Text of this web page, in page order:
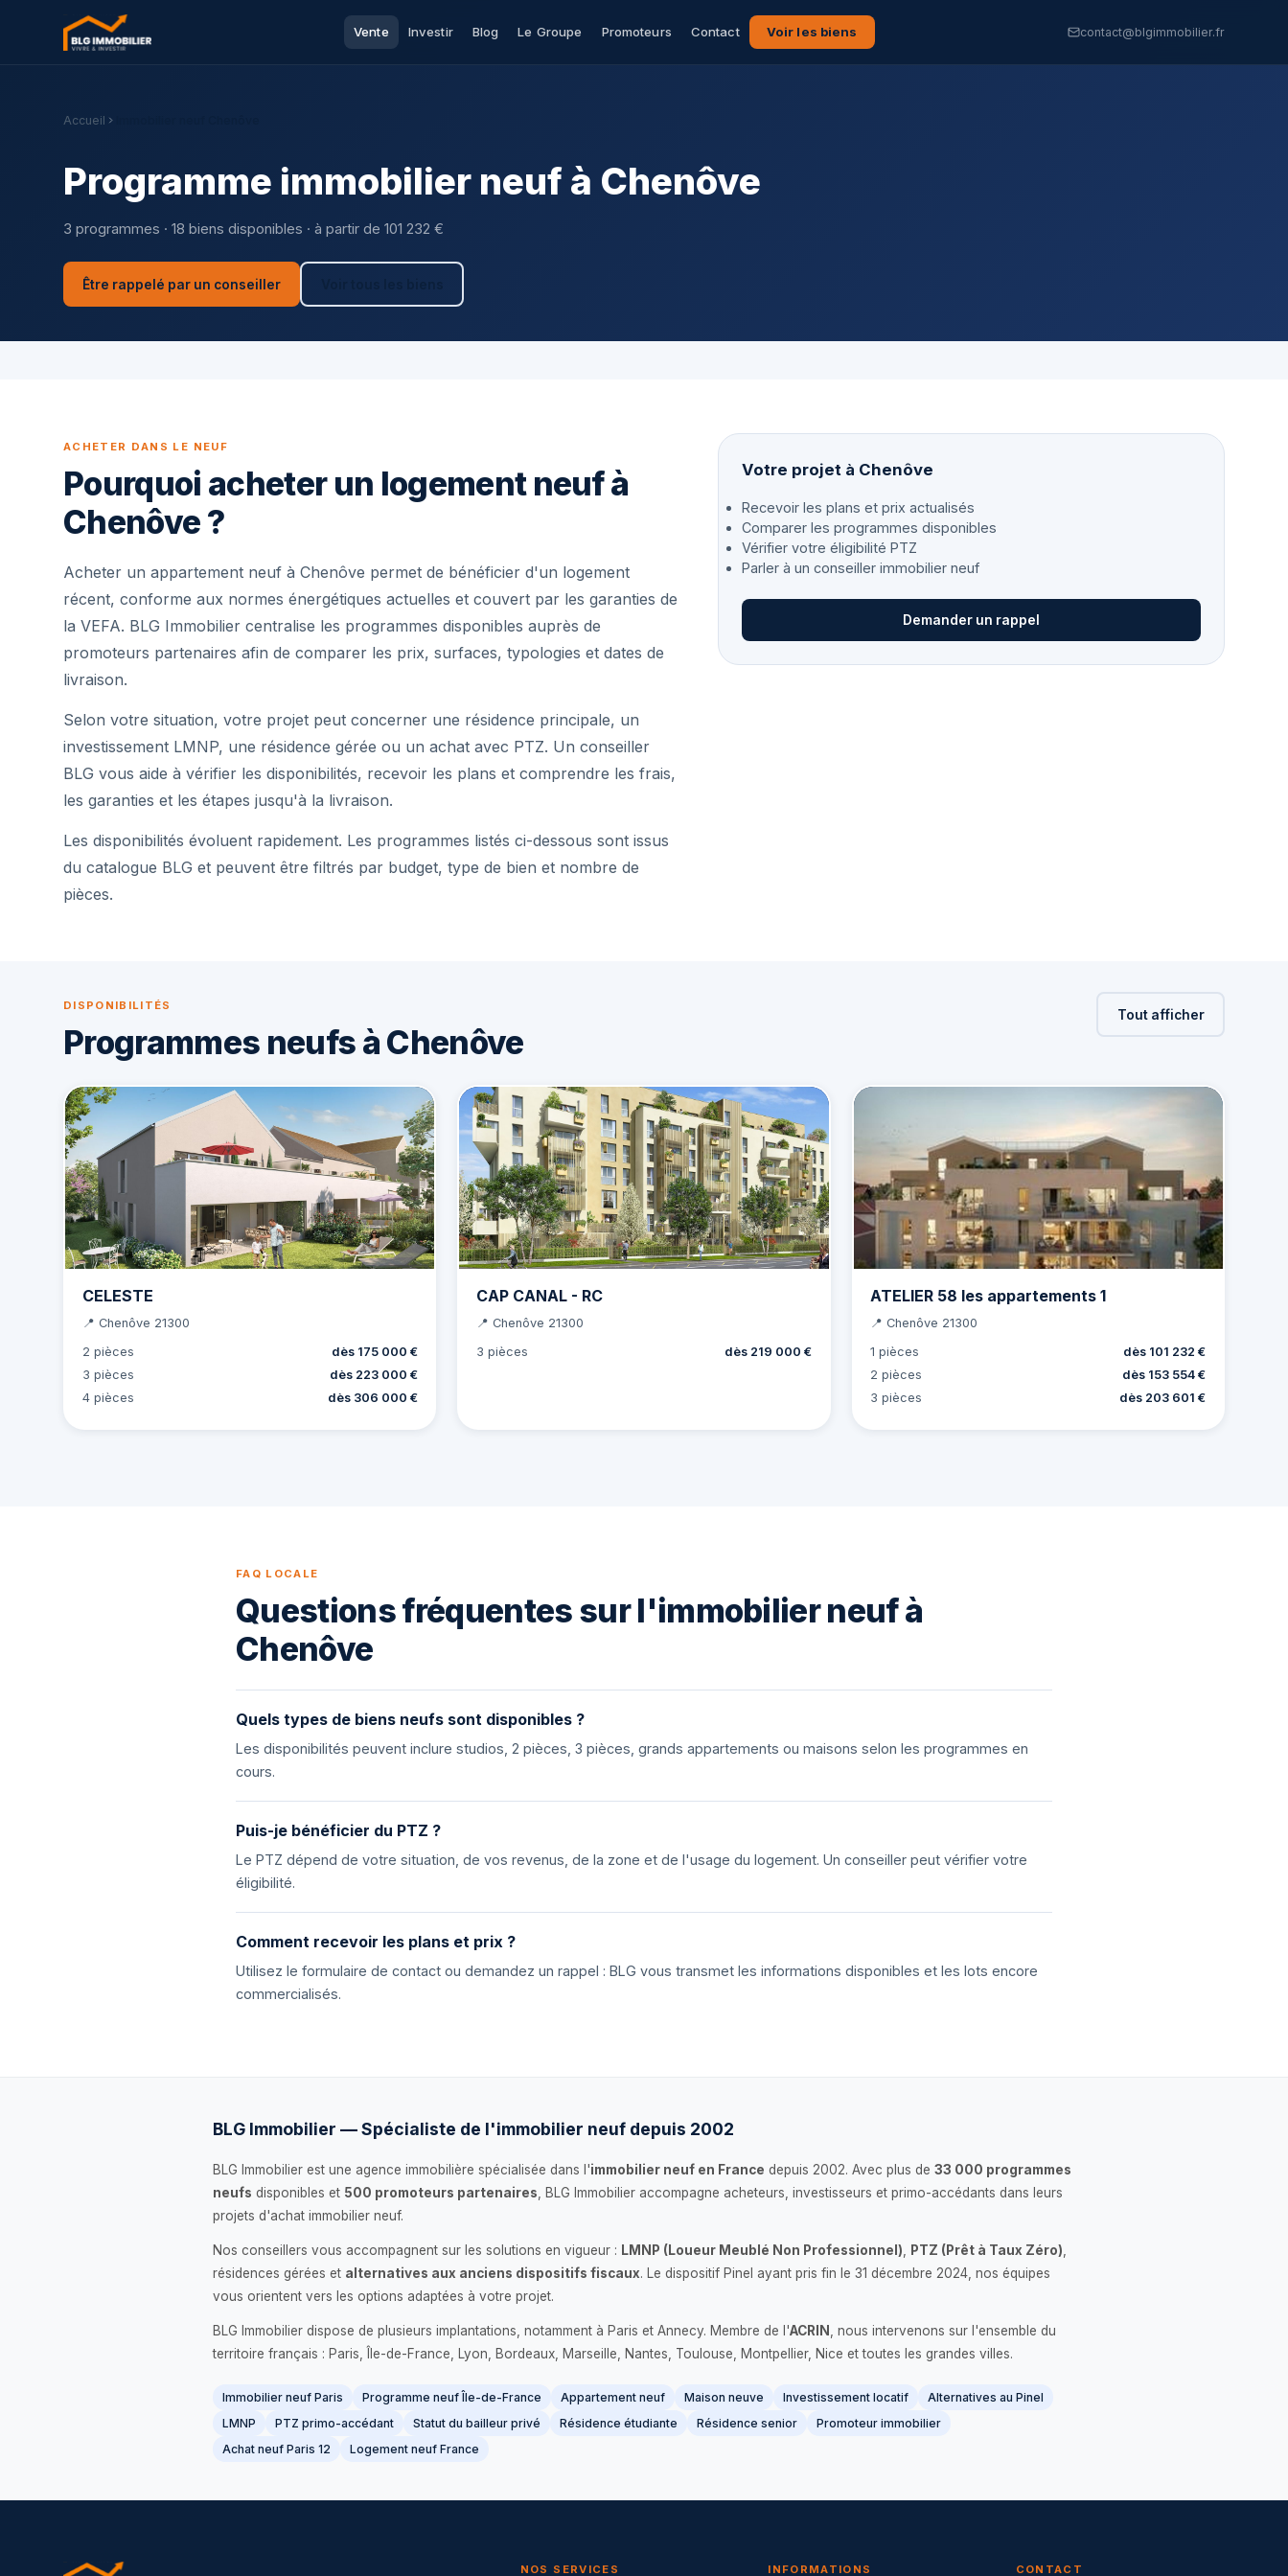
Vente Investir Blog Le Groupe Promoteurs Contact Voir les biens contact@blgimmobilier.fr
Accueil
Programme immobilier neuf à Chenôve
3 programmes · 18 biens disponibles · à partir de 101 232 €
Être rappelé par un conseiller
ACHETER DANS LE NEUF
Pourquoi acheter un logement neuf à
Chenôve ?
Acheter un appartement neuf à Chenôve permet de bénéficier d'un logement
récent, conforme aux normes énergétiques actuelles et couvert par les garanties de
la VEFA. BLG Immobilier centralise les programmes disponibles auprès de
promoteurs partenaires afin de comparer les prix, surfaces, typologies et dates de
livraison.
Selon votre situation, votre projet peut concerner une résidence principale, un
investissement LMNP, une résidence gérée ou un achat avec PTZ. Un conseiller
BLG vous aide à vérifier les disponibilités, recevoir les plans et comprendre les frais,
les garanties et les étapes jusqu'à la livraison.
Les disponibilités évoluent rapidement. Les programmes listés ci-dessous sont issus
du catalogue BLG et peuvent être filtrés par budget, type de bien et nombre de
pièces.
Votre projet à Chenôve
Recevoir les plans et prix actualisés
Comparer les programmes disponibles
Vérifier votre éligibilité PTZ
Parler à un conseiller immobilier neuf
Demander un rappel
DISPONIBILITÉS
Programmes neufs à Chenôve
Tout afficher
CELESTE
📍 Chenôve 21300
2 pièces
dès 175 000 €
3 pièces
dès 223 000 €
4 pièces
dès 306 000 €
CAP CANAL - RC
📍 Chenôve 21300
3 pièces
dès 219 000 €
ATELIER 58 les appartements 1
📍 Chenôve 21300
1 pièces
dès 101 232 €
2 pièces
dès 153 554 €
3 pièces
dès 203 601 €
FAQ LOCALE
Questions fréquentes sur l'immobilier neuf à
Chenôve
Quels types de biens neufs sont disponibles ?
Les disponibilités peuvent inclure studios, 2 pièces, 3 pièces, grands appartements ou maisons selon les programmes en
cours.
Puis-je bénéficier du PTZ ?
Le PTZ dépend de votre situation, de vos revenus, de la zone et de l'usage du logement. Un conseiller peut vérifier votre
éligibilité.
Comment recevoir les plans et prix ?
Utilisez le formulaire de contact ou demandez un rappel : BLG vous transmet les informations disponibles et les lots encore
commercialisés.
BLG Immobilier — Spécialiste de l'immobilier neuf depuis 2002
BLG Immobilier est une agence immobilière spécialisée dans l'immobilier neuf en France depuis 2002. Avec plus de 33 000 programmes
neufs disponibles et 500 promoteurs partenaires , BLG Immobilier accompagne acheteurs, investisseurs et primo-accédants dans leurs
projets d'achat immobilier neuf.
Nos conseillers vous accompagnent sur les solutions en vigueur : LMNP (Loueur Meublé Non Professionnel) PTZ (Prêt à Taux Zéro)
résidences gérées et alternatives aux anciens dispositifs fiscaux. Le dispositif Pinel ayant pris fin le 31 décembre 2024, nos équipes
vous orientent vers les options adaptées à votre projet.
BLG Immobilier dispose de plusieurs implantations, notamment à Paris et Annecy. Membre de l'ACRIN
, nous intervenons sur l'ensemble du
territoire français : Paris, Île-de-France, Lyon, Bordeaux, Marseille, Nantes, Toulouse, Montpellier, Nice et toutes les grandes villes.
Immobilier neuf Paris Programme neuf Île-de-France Appartement neuf Maison neuve Investissement locatif
Alternatives au Pinel
LMNP
PTZ primo-accédant Statut du bailleur privé Résidence étudiante Résidence senior
Promoteur immobilier
Achat neuf Paris 12
Logement neuf France
NOS SERVICES INFORMATIONS CONTACT